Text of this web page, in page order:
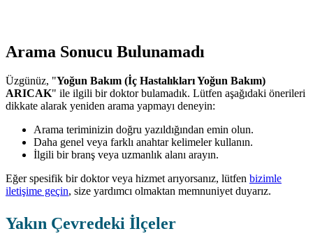
Arama Sonucu Bulunamadı
Üzgünüz, "Yoğun Bakım (İç Hastalıkları Yoğun Bakım)
ARICAK" ile ilgili bir doktor bulamadık. Lütfen aşağıdaki önerileri
dikkate alarak yeniden arama yapmayı deneyin:
Arama teriminizin doğru yazıldığından emin olun.
Daha genel veya farklı anahtar kelimeler kullanın.
İlgili bir branş veya uzmanlık alanı arayın.
Eğer spesifik bir doktor veya hizmet arıyorsanız, lütfen bizimle
iletişime geçin, size yardımcı olmaktan memnuniyet duyarız.
Yakın Çevredeki İlçeler